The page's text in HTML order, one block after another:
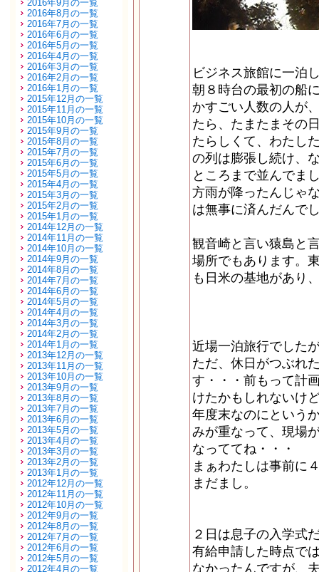
2016年9月の一覧
2016年8月の一覧
2016年7月の一覧
2016年6月の一覧
2016年5月の一覧
2016年4月の一覧
2016年3月の一覧
2016年2月の一覧
2016年1月の一覧
2015年12月の一覧
2015年11月の一覧
2015年10月の一覧
2015年9月の一覧
2015年8月の一覧
2015年7月の一覧
2015年6月の一覧
2015年5月の一覧
2015年4月の一覧
2015年3月の一覧
2015年2月の一覧
2015年1月の一覧
2014年12月の一覧
2014年11月の一覧
2014年10月の一覧
2014年9月の一覧
2014年8月の一覧
2014年7月の一覧
2014年6月の一覧
2014年5月の一覧
2014年4月の一覧
2014年3月の一覧
2014年2月の一覧
2014年1月の一覧
2013年12月の一覧
2013年11月の一覧
2013年10月の一覧
2013年9月の一覧
2013年8月の一覧
2013年7月の一覧
2013年6月の一覧
2013年5月の一覧
2013年4月の一覧
2013年3月の一覧
2013年2月の一覧
2013年1月の一覧
2012年12月の一覧
2012年11月の一覧
2012年10月の一覧
2012年9月の一覧
2012年8月の一覧
2012年7月の一覧
2012年6月の一覧
2012年5月の一覧
2012年4月の一覧
ビジネス旅館に一泊
朝８時台の最初の船
かすごい人数の人が
たら、たまたまその
たらしくて、わたし
の列は膨張し続け、
ところまで並んでま
方雨が降ったんじゃ
は無事に済んだんで
観音崎と言い猿島と
場所でもあります。
も日米の基地があり
近場一泊旅行でした
ただ、休日がつぶれ
す・・・前もって計
けたかもしれないけ
年度末なのにという
みが重なって、現場
なっててね・・・
まぁわたしは事前に
まだまし。
２日は息子の入学式
有給申請した時点で
なかったんですが、